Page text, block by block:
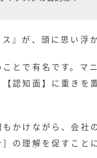
』が、頭に思い浮
とで有名です。マ
認知面】に重きを
かけながら、会社
の理解を促すこと